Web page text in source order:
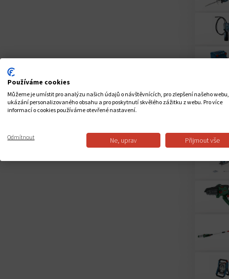
Používáme cookies
Můžeme je umístit pro analýzu našich údajů o návštěvnících, pro zlepšení našeho webu,
ukázání personalizovaného obsahu a pro poskytnutí skvělého zážitku z webu. Pro více
informací o cookies používáme otevřené nastavení.
Odmítnout Ne, uprav Přijmout vše